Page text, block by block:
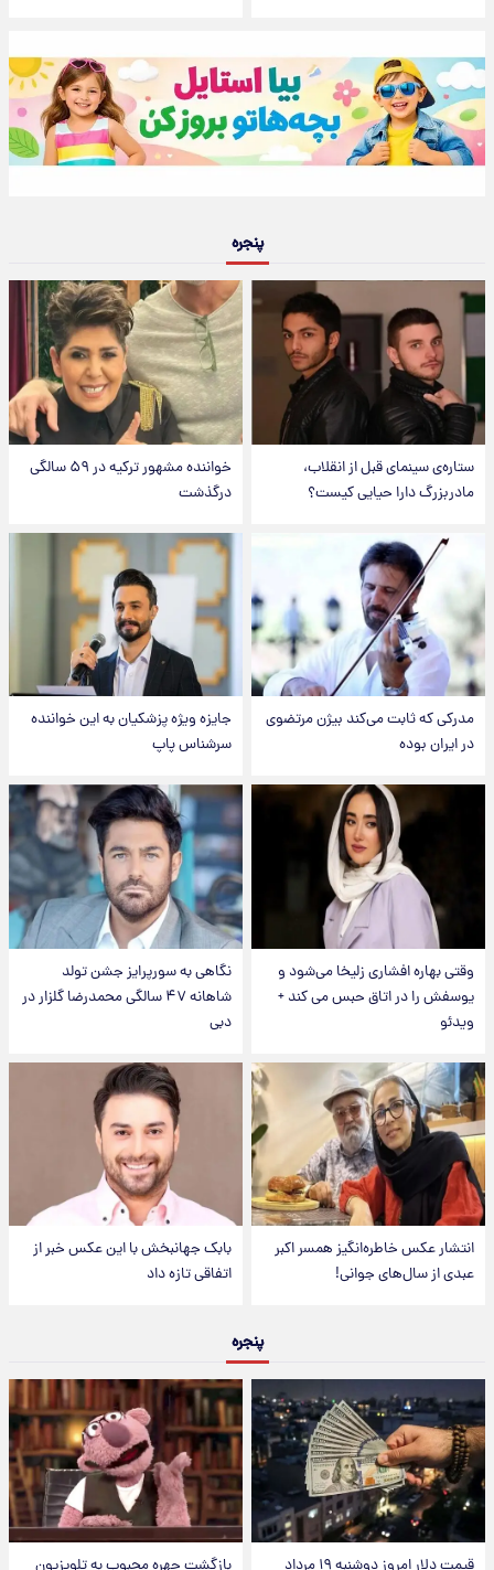
پنجره
ستاره‌ی سینمای قبل از انقلاب،
مادربزرگ دارا حیایی کیست؟
خواننده مشهور ترکیه در ۵۹ سالگی
درگذشت
مدرکی که ثابت می‌کند بیژن مرتضوی
در ایران بوده
جایزه ویژه پزشکیان به این خواننده
سرشناس پاپ
وقتی بهاره افشاری زلیخا می‌شود و
یوسفش را در اتاق حبس می کند +
ویدئو
نگاهی به سورپرایز جشن تولد
شاهانه ۴۷ سالگی محمدرضا گلزار در
دبی
انتشار عکس خاطره‌انگیز همسر اکبر
عبدی از سال‌های جوانی!
بابک جهانبخش با این عکس خبر از
اتفاقی تازه داد
پنجره